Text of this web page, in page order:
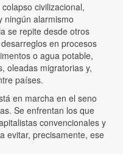
civilizacional,
ningún alarmismo
se repite desde otros
en procesos
o agua potable,
oleadas migratorias y,
países.
en marcha en el seno
Se enfrentan los que
convencionales y
evitar, precisamente, ese